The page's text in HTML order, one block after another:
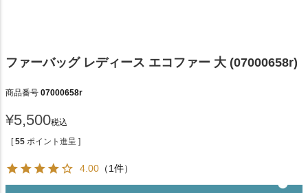
ファーバッグ レディース エコファー 大 (07000658r)
商品番号 07000658r
¥5,500税込
[ 55 ポイント進呈 ]
4.00 （1件）